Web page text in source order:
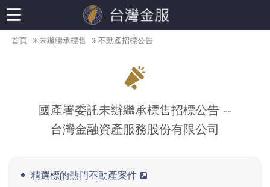
首頁 未辦繼承標售 不動產招標公告
國產署委託未辦繼承標售招標公告 --
台灣金融資產服務股份有限公司
精選標的熱門不動產案件